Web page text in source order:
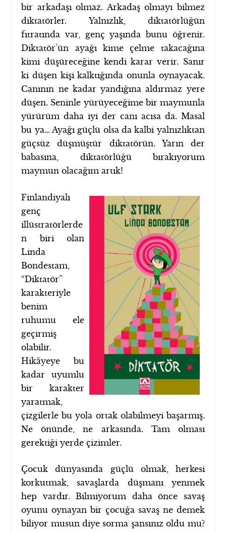
bir arkadaşı olmaz. Arkadaş olmayı bilmez
diktatörler. Yalnızlık, diktatörlüğün
fıtratında var, genç yaşında bunu öğrenir.
Diktatör’ün ayağı kime çelme takacağına
kimi düşüreceğine kendi karar verir. Sanır
ki düşen kişi kalktığında onunla oynayacak.
Canının ne kadar yandığına aldırmaz yere
düşen. Seninle yürüyeceğime bir maymunla
yürürüm daha iyi der canı acısa da. Masal
bu ya… Ayağı güçlü olsa da kalbi yalnızlıktan
güçsüz düşmüştür diktatörün. Yarın der
babasına, diktatörlüğü bırakıyorum
maymun olacağım artık!
Finlandiyalı
genç
illüstratörlerde
n biri olan
Linda
Bondestam,
“Diktatör”
karakteriyle
benim
ruhumu ele
geçirmiş
olabilir.
Hikâyeye bu
kadar uyumlu
bir karakter
yaratmak,
çizgilerle bu yola ortak olabilmeyi başarmış.
Ne önünde, ne arkasında. Tam olması
gerektiği yerde çizimler.
Çocuk dünyasında güçlü olmak, herkesi
korkutmak, savaşlarda düşmanı yenmek
hep vardır. Bilmiyorum daha önce savaş
oyunu oynayan bir çocuğa savaş ne demek
biliyor musun diye sorma şansınız oldu mu?